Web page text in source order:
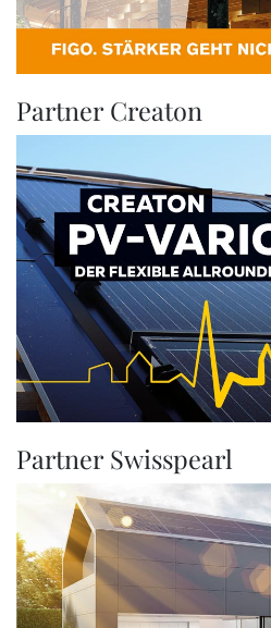
Partner Creaton
Partner Swisspearl